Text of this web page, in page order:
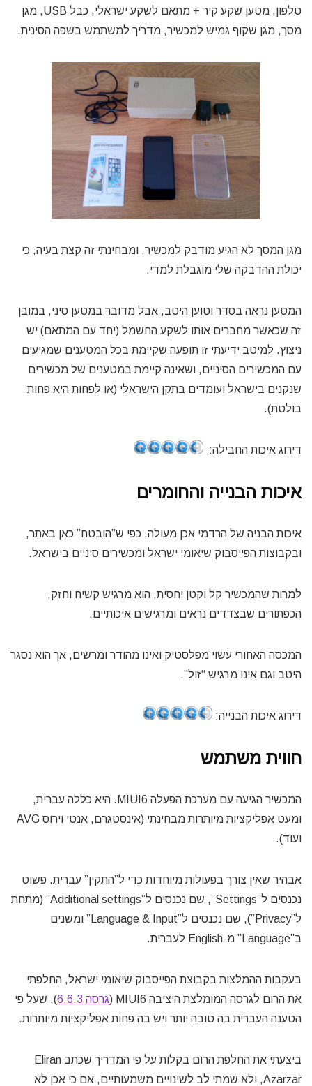
טלפון, מטען שקע קיר + מתאם לשקע ישראלי, כבל USB, מגן
מסך, מגן שקוף גמיש למכשיר, מדריך למשתמש בשפה הסינית.
מגן המסך לא הגיע מודבק למכשיר, ומבחינתי זה קצת בעיה, כי
יכולת ההדבקה שלי מוגבלת למדי.
המטען נראה בסדר וטוען היטב, אבל מדובר במטען סיני, במובן
זה שכאשר מחברים אותו לשקע החשמל (יחד עם המתאם) יש
ניצוץ. למיטב ידיעתי זו תופעה שקיימת בכל המטענים שמגיעים
עם המכשירים הסיניים, ושאינה קיימת במטענים של מכשירים
שנקנים בישראל ועומדים בתקן הישראלי (או לפחות היא פחות
בולטת).
דירוג איכות החבילה:
איכות הבנייה והחומרים
איכות הבניה של הרדמי אכן מעולה, כפי ש”הובטח” כאן באתר,
ובקבוצות הפייסבוק שיאומי ישראל ומכשירים סיניים בישראל.
למרות שהמכשיר קל וקטן יחסית, הוא מרגיש קשיח וחזק,
הכפתורים שבצדדים נראים ומרגישים איכותיים.
המכסה האחורי עשוי מפלסטיק ואינו מהודר ומרשים, אך הוא נסגר
היטב וגם אינו מרגיש “זול”.
דירוג איכות הבנייה:
חווית משתמש
המכשיר הגיעה עם מערכת הפעלה MIUI6. היא כללה עברית,
ומעט אפליקציות מיותרות מבחינתי (אינסטגרם, אנטי וירוס AVG
ועוד).
אבהיר שאין צורך בפעולות מיוחדות כדי ל”התקין” עברית. פשוט
נכנסים ל”Settings”, שם נכנסים ל”Additional settings” (מתחת
ל”Privacy”), שם נכנסים ל”Language & Input” ומשנים
ב”Language” מ-English לעברית.
בעקבות ההמלצות בקבוצת הפייסבוק שיאומי ישראל, החלפתי
את הרום לגרסה המומלצת היציבה MIUI6 (
גרסה 6.6.3
), שעל פי
הטענה העברית בה טובה יותר ויש בה פחות אפליקציות מיותרות.
ביצעתי את החלפת הרום בקלות על פי המדריך שכתב Eliran
Azarzar, ולא שמתי לב לשינויים משמעותיים, אם כי אכן לא